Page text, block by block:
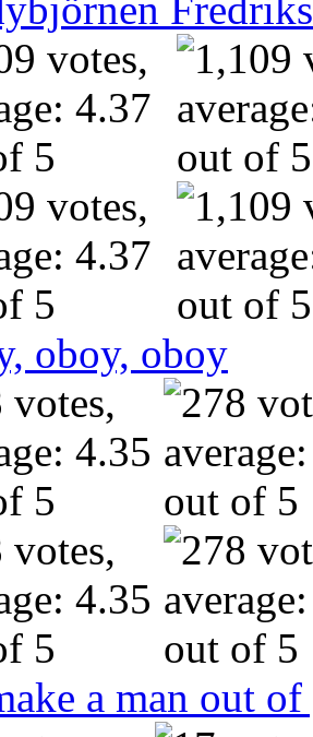
oboy, oboy
a man out